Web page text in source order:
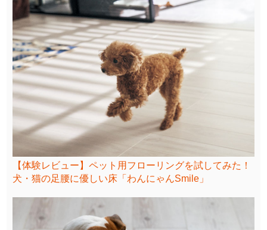
【体験レビュー】ペット用フローリングを試してみた！
犬・猫の足腰に優しい床「わんにゃんSmile」